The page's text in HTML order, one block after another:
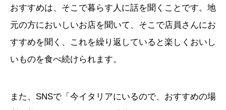
おすすめは、そこで暮らす人に話を聞くことです。地
元の方においしいお店を聞いて、そこで店員さんにお
すすめを聞く、これを繰り返していると楽しくおいし
いものを食べ続けられます。
また、SNSで「今イタリアにいるので、おすすめの場